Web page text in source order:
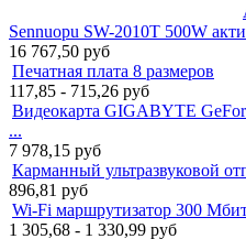
Sennuopu SW-2010T 500W
16 767,50 руб
Печатная плата 8 размеров
117,85 - 715,26 руб
Видеокарта GIGABYTE
...
7 978,15 руб
Карманный ультразвуковой
896,81 руб
Wi-Fi маршрутизатор 300
1 305,68 - 1 330,99 руб